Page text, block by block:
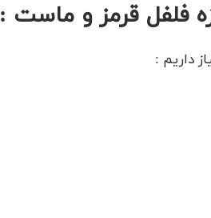
فلفل قرمز و ماست :
داریم :